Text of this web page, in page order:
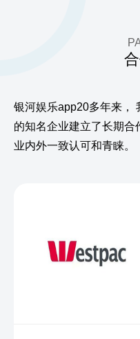
银河娱乐app20多年来，
的知名企业建立了长期合
业内外一致认可和青睐。